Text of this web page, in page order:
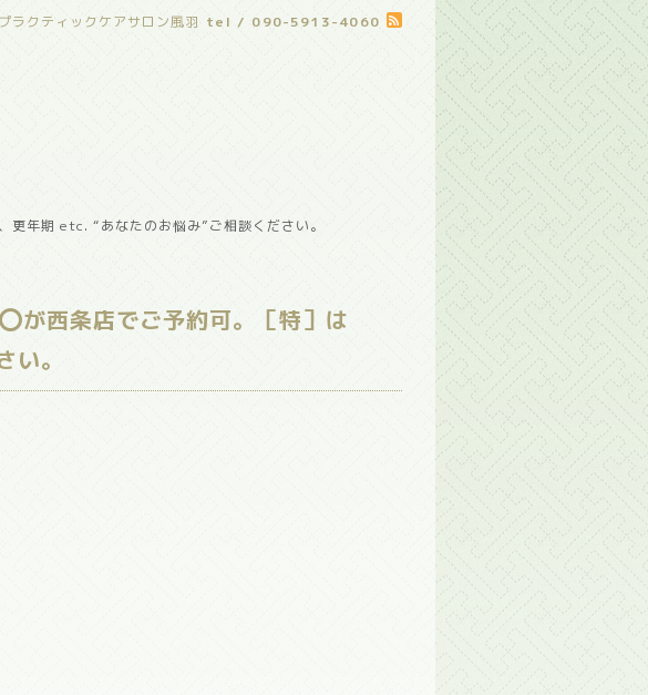
ラクティックケアサロン風羽 tel / 090-5913-4060
更年期 etc. “あなたのお悩み”ご相談ください。
が西条店でご予約可。［特］は
。